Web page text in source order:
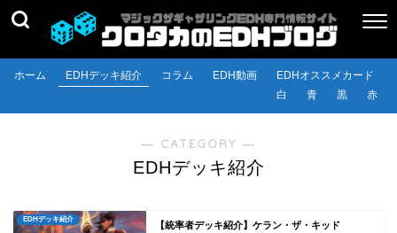
ホーム EDHデッキ紹介 コラム EDH動画
EDHオススメカード
白
青 黒 赤
― CATEGORY ―
EDHデッキ紹介
EDHデッキ紹介
【統率者デッキ紹介】ケラン・ザ・キッド